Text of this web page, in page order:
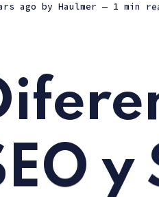
ago by Haulmer — 1 min
y